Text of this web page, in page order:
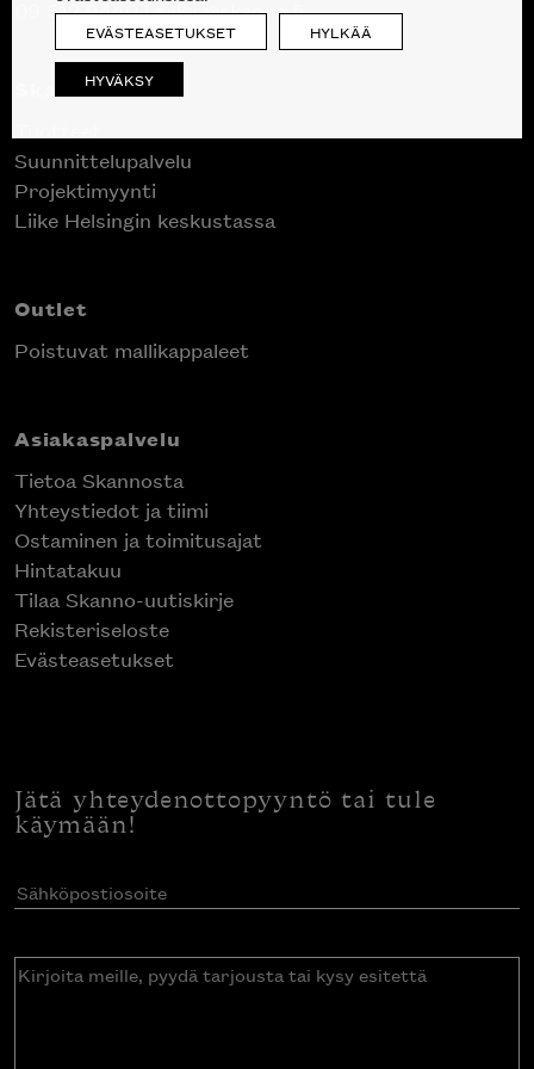
09 612 9440|sales@skanno.fi
Skanno
Suunnittelupalvelu
Projektimyynti
Liike Helsingin keskustassa
Outlet
Poistuvat mallikappaleet
Asiakaspalvelu
Tietoa Skannosta
Yhteystiedot ja tiimi
Ostaminen ja toimitusajat
Hintatakuu
Tilaa Skanno-uutiskirje
Rekisteriseloste
Evästeasetukset
Jätä yhteydenottopyyntö tai tule
käymään!
Sähköpostiosoite(Pakollinen)
Kirjoita
EVÄSTEASETUKSET HYLKÄÄ
HYVÄKSY